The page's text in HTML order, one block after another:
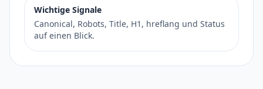
Wichtige Signale
Canonical, Robots, Title, H1, hreflang und Status
auf einen Blick.